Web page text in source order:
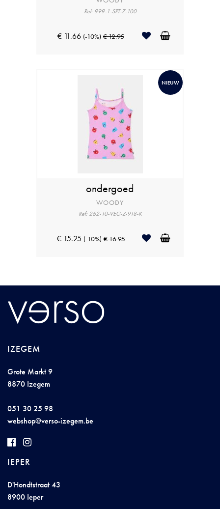
Ref: 999-1-SPT-Z-100
€ 11.66 (-10%) € 12.95
NIEUW
ondergoed
WOODY
Ref: 262-10-VEG-Z-918-K
€ 15.25 (-10%) € 16.95
IZEGEM
Grote Markt 9
8870 Izegem
051 30 25 98
webshop@verso-izegem.be
IEPER
D'Hondtstraat 43
8900 Ieper